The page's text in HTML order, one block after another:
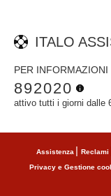
ITALO
PER INFORMAZIONI
892020
attivo tutti i giorni dalle
Assistenza Reclami
Privacy e Gestione